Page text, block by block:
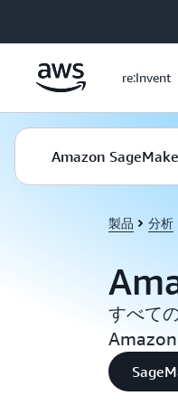
re:Invent
Amazon
製品 分析
すべて